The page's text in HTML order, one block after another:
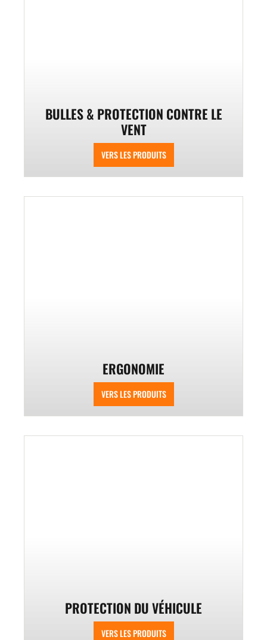
BULLES & PROTECTION CONTRE LE
VENT
VERS LES PRODUITS
ERGONOMIE
VERS LES PRODUITS
PROTECTION DU VÉHICULE
VERS LES PRODUITS